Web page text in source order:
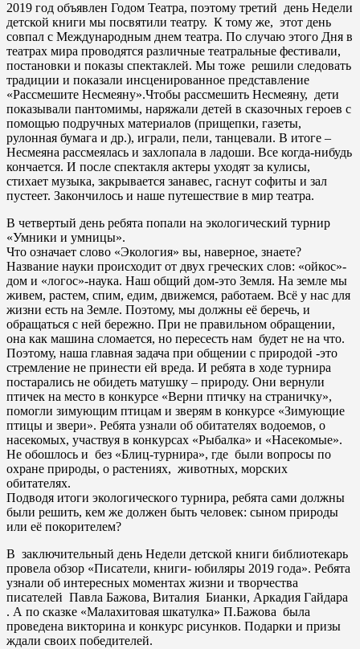
2019 год объявлен Годом Театра, поэтому третий день Недели
детской книги мы посвятили театру. К тому же, этот день
совпал с Международным днем театра. По случаю этого Дня в
театрах мира проводятся различные театральные фестивали,
постановки и показы спектаклей. Мы тоже решили следовать
традиции и показали инсценированное представление
«Рассмешите Несмеяну».Чтобы рассмешить Несмеяну, дети
показывали пантомимы, наряжали детей в сказочных героев с
помощью подручных материалов (прищепки, газеты,
рулонная бумага и др.), играли, пели, танцевали. В итоге –
Несмеяна рассмеялась и захлопала в ладоши. Все когда-нибудь
кончается. И после спектакля актеры уходят за кулисы,
стихает музыка, закрывается занавес, гаснут софиты и зал
пустеет. Закончилось и наше путешествие в мир театра.
В четвертый день ребята попали на экологический турнир
«Умники и умницы».
Что означает слово «Экология» вы, наверное, знаете?
Название науки происходит от двух греческих слов: «ойкос»-
дом и «логос»-наука. Наш общий дом-это Земля. На земле мы
живем, растем, спим, едим, движемся, работаем. Всё у нас для
жизни есть на Земле. Поэтому, мы должны её беречь, и
обращаться с ней бережно. При не правильном обращении,
она как машина сломается, но пересесть нам будет не на что.
Поэтому, наша главная задача при общении с природой -это
стремление не принести ей вреда. И ребята в ходе турнира
постарались не обидеть матушку – природу. Они вернули
птичек на место в конкурсе «Верни птичку на страничку»,
помогли зимующим птицам и зверям в конкурсе «Зимующие
птицы и звери». Ребята узнали об обитателях водоемов, о
насекомых, участвуя в конкурсах «Рыбалка» и «Насекомые».
Не обошлось и без «Блиц-турнира», где были вопросы по
охране природы, о растениях, животных, морских
обитателях.
Подводя итоги экологического турнира, ребята сами должны
были решить, кем же должен быть человек: сыном природы
или её покорителем?
В заключительный день Недели детской книги библиотекарь
провела обзор «Писатели, книги- юбиляры 2019 года». Ребята
узнали об интересных моментах жизни и творчества
писателей Павла Бажова, Виталия Бианки, Аркадия Гайдара
. А по сказке «Малахитовая шкатулка» П.Бажова была
проведена викторина и конкурс рисунков. Подарки и призы
ждали своих победителей.